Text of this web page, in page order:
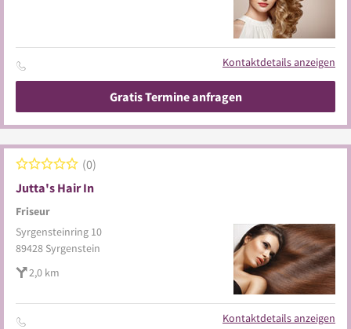
Kontaktdetails anzeigen
Gratis Termine anfragen
Jutta's Hair In
Friseur
0
Syrgensteinring 10
89428 Syrgenstein
2,0 km
Kontaktdetails anzeigen